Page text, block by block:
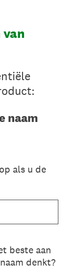
naam
als u de
beste aan
denkt?